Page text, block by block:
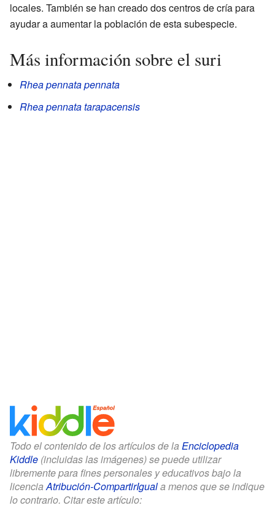
locales. También se han creado dos centros de cría para
ayudar a aumentar la población de esta subespecie.
Más información sobre el suri
Rhea pennata pennata
Rhea pennata tarapacensis
Todo el contenido de los artículos de la Enciclopedia
Kiddle (incluidas las imágenes) se puede utilizar
libremente para fines personales y educativos bajo la
licenciaAtribución-CompartirIguala menos que se indique
lo contrario. Citar este artículo: